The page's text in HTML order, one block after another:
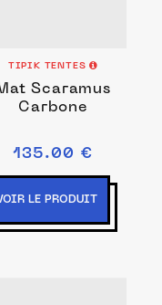
TIPIK TENTES
Scaramus
Carbone
135.00 €
LE PRODUIT